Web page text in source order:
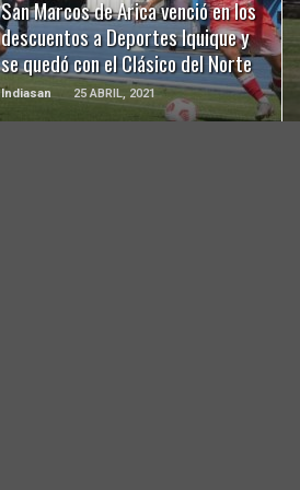
San Marcos de Arica venció en los
descuentos a Deportes Iquique y
se quedó con el Clásico del Norte
Indiasan 25 ABRIL, 2021